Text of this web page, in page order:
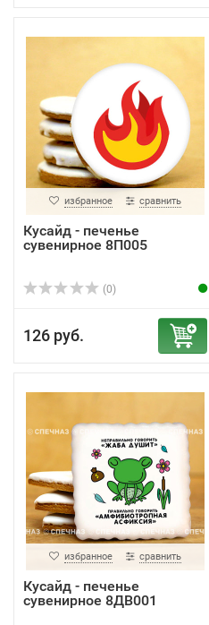
избранное сравнить
Кусайд - печенье
сувенирное 8П005
(0)
126 руб.
избранное сравнить
Кусайд - печенье
сувенирное 8ДВ001